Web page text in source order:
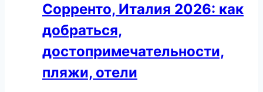
пляжи
Сорренто, Италия 2026: как
добраться,
достопримечательности,
пляжи, отели